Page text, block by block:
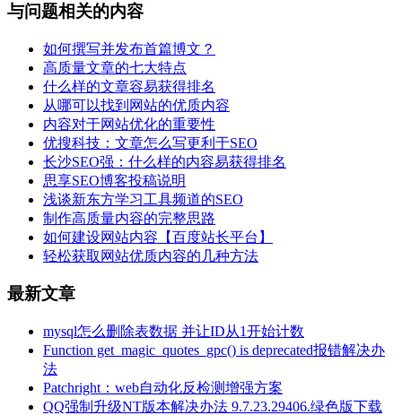
与问题相关的内容
如何撰写并发布首篇博文？
高质量文章的七大特点
什么样的文章容易获得排名
从哪可以找到网站的优质内容
内容对于网站优化的重要性
优搜科技：文章怎么写更利于SEO
长沙SEO强：什么样的内容易获得排名
思享SEO博客投稿说明
浅谈新东方学习工具频道的SEO
制作高质量内容的完整思路
如何建设网站内容【百度站长平台】
轻松获取网站优质内容的几种方法
最新文章
mysql怎么删除表数据 并让ID从1开始计数
Function get_magic_quotes_gpc() is deprecated报错解决办
法
Patchright：web自动化反检测增强方案
QQ强制升级NT版本解决办法 9.7.23.29406.绿色版下载